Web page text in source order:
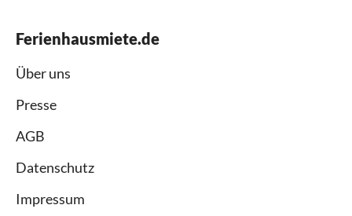
Ferienhausmiete.de
Über uns
Presse
AGB
Datenschutz
Impressum